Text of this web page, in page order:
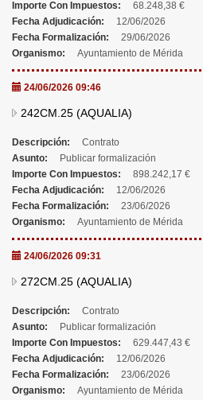
Importe Con Impuestos:
68.248,38 €
Fecha Adjudicación:
12/06/2026
Fecha Formalización:
29/06/2026
Organismo:
Ayuntamiento de Mérida
24/06/2026 09:46
242CM.25 (AQUALIA)
Descripción:
Contrato
Asunto:
Publicar formalización
Importe Con Impuestos:
898.242,17 €
Fecha Adjudicación:
12/06/2026
Fecha Formalización:
23/06/2026
Organismo:
Ayuntamiento de Mérida
24/06/2026 09:31
272CM.25 (AQUALIA)
Descripción:
Contrato
Asunto:
Publicar formalización
Importe Con Impuestos:
629.447,43 €
Fecha Adjudicación:
12/06/2026
Fecha Formalización:
23/06/2026
Organismo:
Ayuntamiento de Mérida